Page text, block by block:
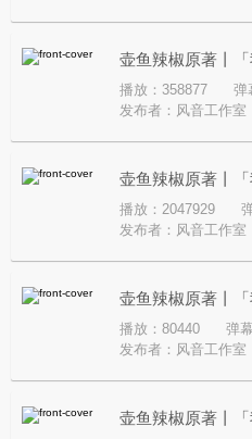
壶鱼辣椒原著丨
第四季 · 预告 ·
播放：358877
弹
发布者： 风音工作室
壶鱼辣椒原著丨
第四季·先导PV
播放：2047929
发布者： 风音工作室
壶鱼辣椒原著丨
全系列·破亿纪念·
播放：80440
弹
发布者： 风音工作室
壶鱼辣椒原著丨